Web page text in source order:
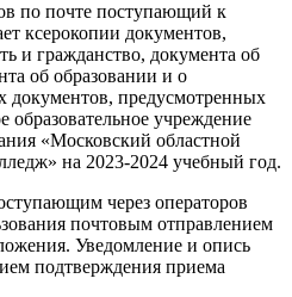
по почте поступающий к
ксерокопии документов,
и гражданство, документа об
об образовании и о
документов, предусмотренных
учреждение
«Московский областной
на 2023-2024 учебный год.
через операторов
почтовым отправлением
Уведомление и опись
подтверждения приема